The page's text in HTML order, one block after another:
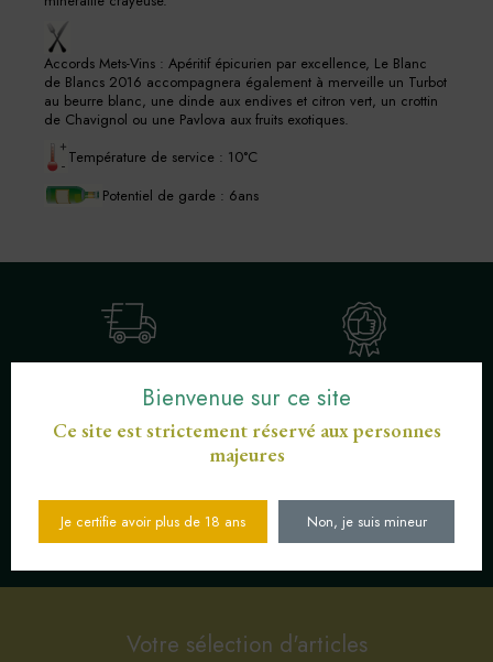
Accords Mets-Vins : Apéritif épicurien par excellence, Le Blanc
de Blancs 2016 accompagnera également à merveille un Turbot
au beurre blanc, une dinde aux endives et citron vert, un crottin
de Chavignol ou une Pavlova aux fruits exotiques.
Température de service : 10°C
Potentiel de garde : 6ans
COMMANDES SUPÉRIEURES À 30 PROXIMITÉ
PAIEMENT SÉCURISÉ CB SERVICE CLIENT AU
03 89 82 40 37
Votre sélection d'articles
Bienvenue sur ce site
Ce site est strictement réservé aux personnes
majeures
Je certifie avoir plus de 18 ans Non, je suis mineur